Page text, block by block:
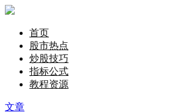
首页
股市热点
炒股技巧
指标公式
教程资源
文章